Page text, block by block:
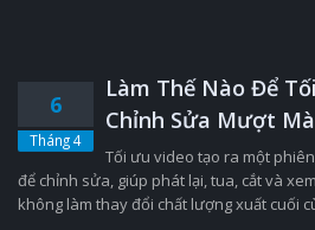
6
Tháng 4
Làm Thế Nào Để
Chỉnh Sửa Mượt
Tối ưu video tạo ra một
để chỉnh sửa, giúp phát lại, tua, cắt và
không làm thay đổi chất lượng xuất cuối